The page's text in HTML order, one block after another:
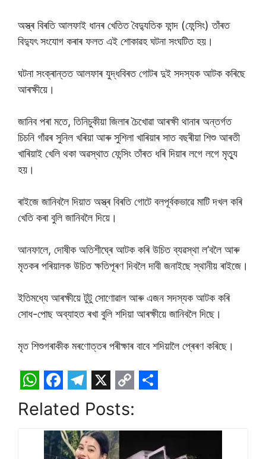
অস্ত্ৰ বিৰতি আলফাই ধানৰ খেতিত বৈদ্যুতিক ফান্দ (ফেন্সিং) তাঁৰত
বিদ্যুৎ সংযোগ কৰাৰ ফলত এই শােকাৱহ ঘটনা সংঘটিত হয়।
ঘটনা সংক্ৰান্তত আলফাৰ যুদ্ধবিৰত গােটৰ দুই সদস্যক আটক কৰিছে
আৰক্ষীয়ে।
জানিব পৰা মতে, তিনিচুকীয়া জিলাৰ চৈখোৱা আৰক্ষী থানাৰ অন্তৰ্গত
চিচনি গাঁৱৰ সুনিল খৰিয়া আৰু সুশিলা খাৰিয়াৰ সাত বছৰীয়া শিশু আৰতী
খাৰিয়াই খেলি থকা অৱস্থাত ফেন্সিং তাঁৰত ধৰি দিয়াৰ লগে লগে মৃত্যু
হয়।
ৰাইজে জানিবলৈ দিয়াত অস্ত্ৰ বিৰতি গোটে বলপূৰ্বকভাৱে মাটি দখল কৰি
খেতি কৰা বুলি জানিবলৈ দিয়ে।
আনফালে, দোষীক অতিশীঘ্ৰে আটক কৰি উচিত ব্যৱস্থা ল’বলৈ আৰু
মৃতকৰ পৰিয়ালক উচিত ক্ষতিপূৰণ দিবলৈ দাবী জনাইছে স্থানীয় ৰাইজে।
ইতিমধ্যে আৰক্ষীয়ে টুটু সোণোৱাল আৰু এজন সদস্যক আটক কৰি
সোধ-পোছ অব্যাহত ৰখা বুলি শদিয়া আৰক্ষীয়ে জানিবলৈ দিছে।
মৃত শিশুগৰাকীক মৰণোত্তৰ পৰীক্ষাৰ বাবে শদিয়ালৈ প্ৰেৰণ কৰিছে।
W
h
F
a
c
T
e
l
X
C
o
p a
Related Posts: